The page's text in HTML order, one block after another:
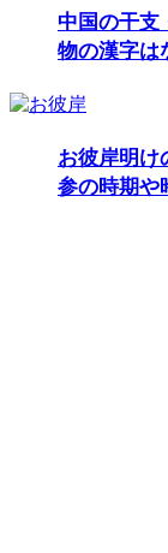
中国の干支
物の漢字は
お彼岸明け
参の時期や